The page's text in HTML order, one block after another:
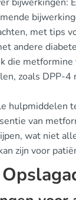
met tips
andere
die
zoals DPP-4
hulpmiddelen
van
wat niet
zijn voor